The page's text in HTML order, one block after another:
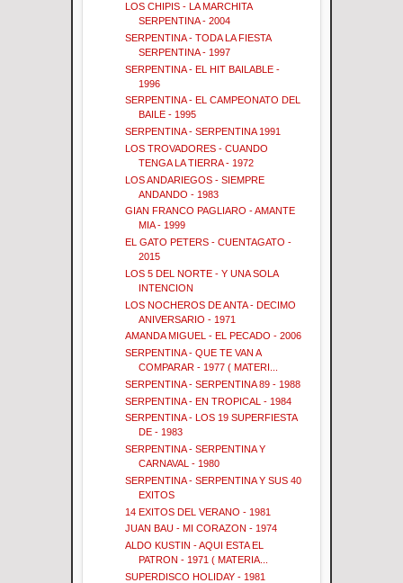
LOS CHIPIS - LA MARCHITA
SERPENTINA - 2004
SERPENTINA - TODA LA FIESTA
SERPENTINA - 1997
SERPENTINA - EL HIT BAILABLE -
1996
SERPENTINA - EL CAMPEONATO DEL
BAILE - 1995
SERPENTINA - SERPENTINA 1991
LOS TROVADORES - CUANDO
TENGA LA TIERRA - 1972
LOS ANDARIEGOS - SIEMPRE
ANDANDO - 1983
GIAN FRANCO PAGLIARO - AMANTE
MIA - 1999
EL GATO PETERS - CUENTAGATO -
2015
LOS 5 DEL NORTE - Y UNA SOLA
INTENCION
LOS NOCHEROS DE ANTA - DECIMO
ANIVERSARIO - 1971
AMANDA MIGUEL - EL PECADO - 2006
SERPENTINA - QUE TE VAN A
COMPARAR - 1977 ( MATERI...
SERPENTINA - SERPENTINA 89 - 1988
SERPENTINA - EN TROPICAL - 1984
SERPENTINA - LOS 19 SUPERFIESTA
DE - 1983
SERPENTINA - SERPENTINA Y
CARNAVAL - 1980
SERPENTINA - SERPENTINA Y SUS 40
EXITOS
14 EXITOS DEL VERANO - 1981
JUAN BAU - MI CORAZON - 1974
ALDO KUSTIN - AQUI ESTA EL
PATRON - 1971 ( MATERIA...
SUPERDISCO HOLIDAY - 1981